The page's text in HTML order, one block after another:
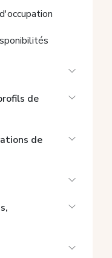
de
de